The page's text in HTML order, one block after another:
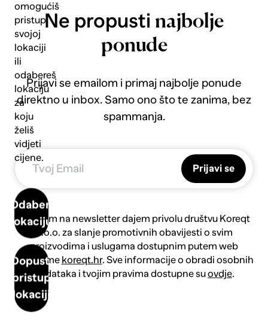
omogućiš
pristup
svojoj
lokaciji
ili
odabereš
lokaciju
za
koju
želiš
vidjeti
cijene.
Odaberi
lokaciju
Dopusti
pristup
lokaciji
Ne propusti najbolje
ponude
Prijavi se emailom i primaj najbolje ponude
direktno u inbox. Samo ono što te zanima, bez
spammanja.
Prijavi se
Prijavom na newsletter dajem privolu društvu Koreqt
d.o.o. za slanje promotivnih obavijesti o svim
proizvodima i uslugama dostupnim putem web
platforme koreqt.hr. Sve informacije o obradi osobnih
podataka i tvojim pravima dostupne suovdje.